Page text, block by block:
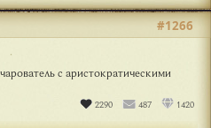
с аристократическими
2290 487 1420
#1266